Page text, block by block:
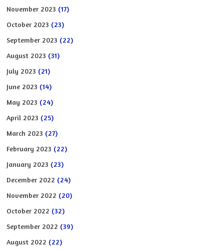
November 2023 (17)
October 2023 (23)
September 2023 (22)
August 2023 (31)
July 2023 (21)
June 2023 (14)
May 2023 (24)
April 2023 (25)
March 2023 (27)
February 2023 (22)
January 2023 (23)
December 2022 (24)
November 2022 (20)
October 2022 (32)
September 2022 (39)
August 2022 (22)